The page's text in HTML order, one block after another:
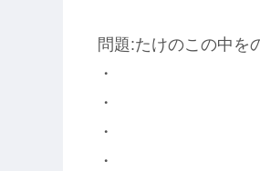
問題:たけのこの中を
・
・
・
・